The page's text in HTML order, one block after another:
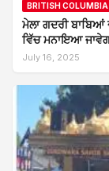
BRITISH COLUMBIA
ਮੇਲਾ ਗਦਰੀ
ਵਿੱਚ ਮਨਾਇਆ
July 16, 2025